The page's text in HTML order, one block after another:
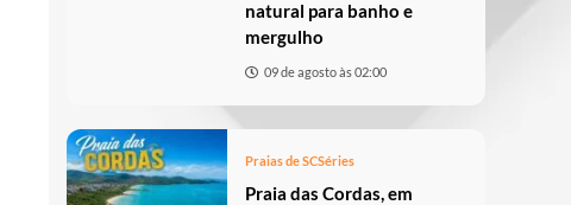
natural para banho e
mergulho
09 de agosto às 02:00
Praias de SCSéries
Praia das Cordas, em